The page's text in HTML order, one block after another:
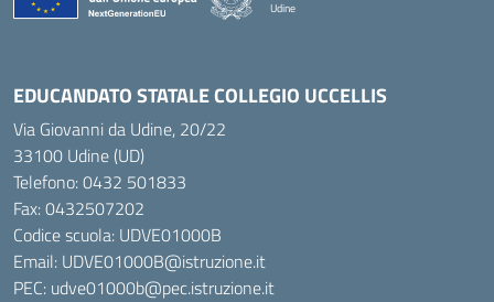
Udine
EDUCANDATO STATALE COLLEGIO UCCELLIS
Via Giovanni da Udine, 20/22
33100 Udine (UD)
Telefono:0432 501833
Fax: 0432507202
Codice scuola: UDVE01000B
Email: UDVE01000B@istruzione.it
PEC: udve01000b@pec.istruzione.it